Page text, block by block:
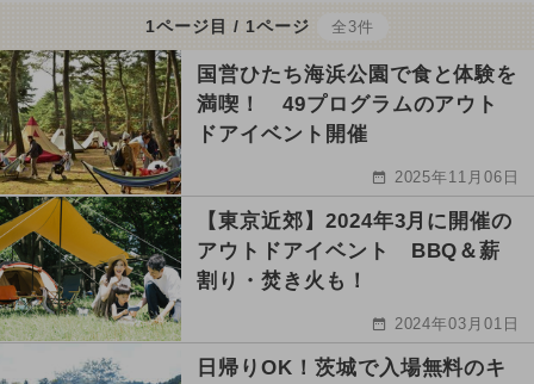
1ページ目 / 1ページ 全3件
国営ひたち海浜公園で食と体験を
満喫！ 49プログラムのアウト
ドアイベント開催
2025年11月06日
【東京近郊】2024年3月に開催の
アウトドアイベント BBQ＆薪
割り・焚き火も！
2024年03月01日
日帰りOK！茨城で入場無料のキ